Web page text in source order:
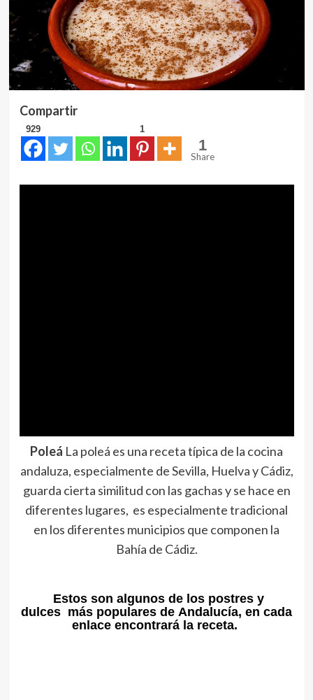
Compartir
929 1
1
Share
Poleá La poleá es una receta típica de la cocina
andaluza, especialmente de Sevilla, Huelva y Cádiz,
guarda cierta similitud con las gachas y se hace en
diferentes lugares, es especialmente tradicional
en los diferentes municipios que componen la
Bahía de Cádiz.
Estos son algunos de los postres y
dulces más populares de Andalucía, en cada
enlace encontrará la receta.